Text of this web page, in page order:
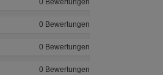
0 Bewertungen
0 Bewertungen
0 Bewertungen
0 Bewertungen